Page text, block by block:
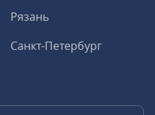
Рязань
Санкт-Петербург